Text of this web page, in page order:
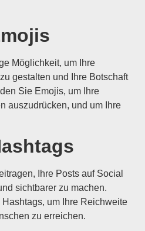
Möglichkeit, um Ihre
gestalten und Ihre Botschaft
Sie Emojis, um Ihre
auszudrücken, und um Ihre
Ihre Posts auf Social
sichtbarer zu machen.
um Ihre Reichweite
zu erreichen.